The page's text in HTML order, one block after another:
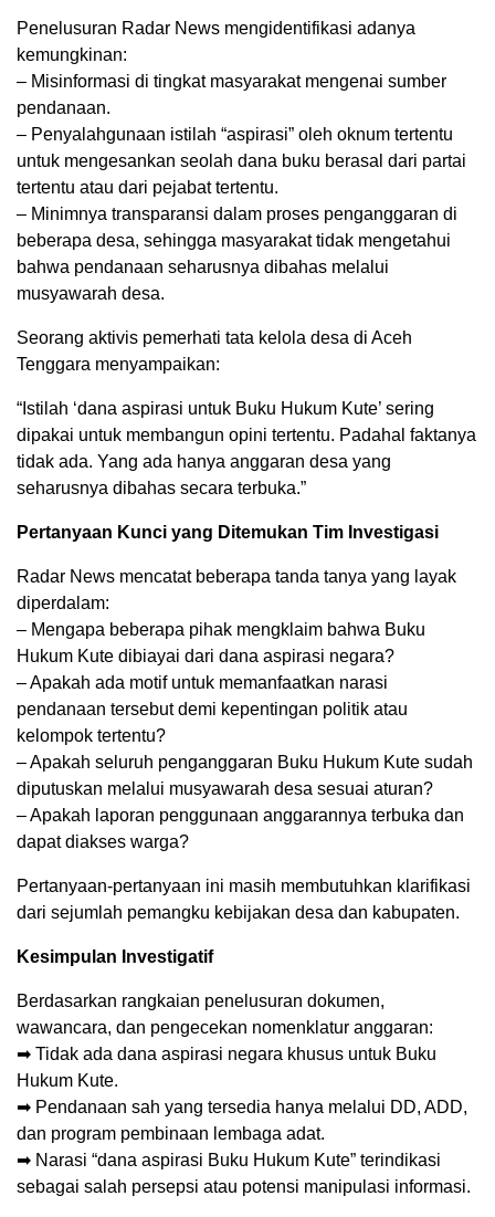
Penelusuran Radar News mengidentifikasi adanya
kemungkinan:
– Misinformasi di tingkat masyarakat mengenai sumber
pendanaan.
– Penyalahgunaan istilah “aspirasi” oleh oknum tertentu
untuk mengesankan seolah dana buku berasal dari partai
tertentu atau dari pejabat tertentu.
– Minimnya transparansi dalam proses penganggaran di
beberapa desa, sehingga masyarakat tidak mengetahui
bahwa pendanaan seharusnya dibahas melalui
musyawarah desa.
Seorang aktivis pemerhati tata kelola desa di Aceh
Tenggara menyampaikan:
“Istilah ‘dana aspirasi untuk Buku Hukum Kute’ sering
dipakai untuk membangun opini tertentu. Padahal faktanya
tidak ada. Yang ada hanya anggaran desa yang
seharusnya dibahas secara terbuka.”
Pertanyaan Kunci yang Ditemukan Tim Investigasi
Radar News mencatat beberapa tanda tanya yang layak
diperdalam:
– Mengapa beberapa pihak mengklaim bahwa Buku
Hukum Kute dibiayai dari dana aspirasi negara?
– Apakah ada motif untuk memanfaatkan narasi
pendanaan tersebut demi kepentingan politik atau
kelompok tertentu?
– Apakah seluruh penganggaran Buku Hukum Kute sudah
diputuskan melalui musyawarah desa sesuai aturan?
– Apakah laporan penggunaan anggarannya terbuka dan
dapat diakses warga?
Pertanyaan-pertanyaan ini masih membutuhkan klarifikasi
dari sejumlah pemangku kebijakan desa dan kabupaten.
Kesimpulan Investigatif
Berdasarkan rangkaian penelusuran dokumen,
wawancara, dan pengecekan nomenklatur anggaran:
➡ Tidak ada dana aspirasi negara khusus untuk Buku
Hukum Kute.
➡ Pendanaan sah yang tersedia hanya melalui DD, ADD,
dan program pembinaan lembaga adat.
➡ Narasi “dana aspirasi Buku Hukum Kute” terindikasi
sebagai salah persepsi atau potensi manipulasi informasi.